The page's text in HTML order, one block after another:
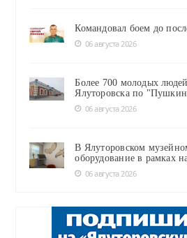
Командовал боем до
06 августа 2026
Более 700 молодых
Ялуторовска по
06 августа 2026
В Ялуторовском
оборудование в рамках
06 августа 2026